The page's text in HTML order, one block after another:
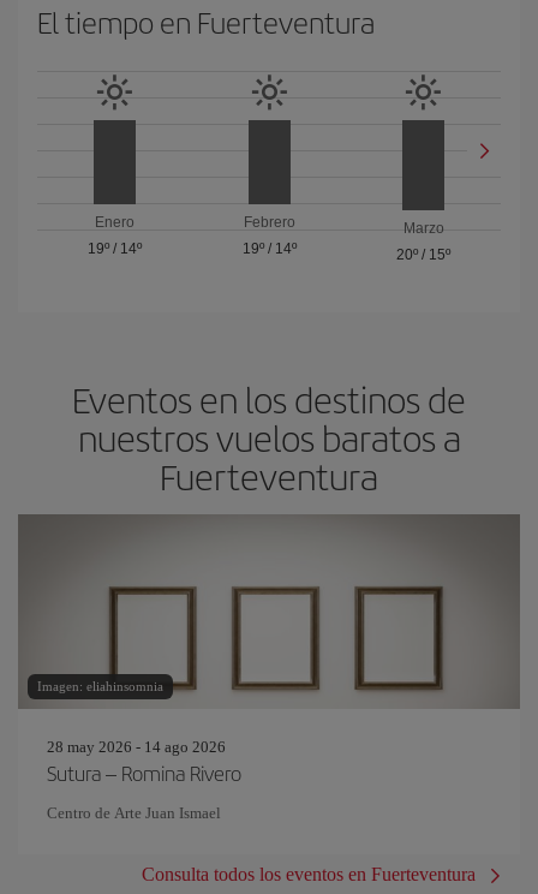
El tiempo en Fuerteventura
Enero
19º/ 14º
Febrero
19º/ 14º
Marzo
20º / 15º
Eventos en los destinos de
nuestros vuelos baratos a
Fuerteventura
Imagen: eliahinsomnia
28 may 2026 - 14 ago 2026
Sutura – Romina Rivero
Centro de Arte Juan Ismael
Consulta todos los eventos en Fuerteventura